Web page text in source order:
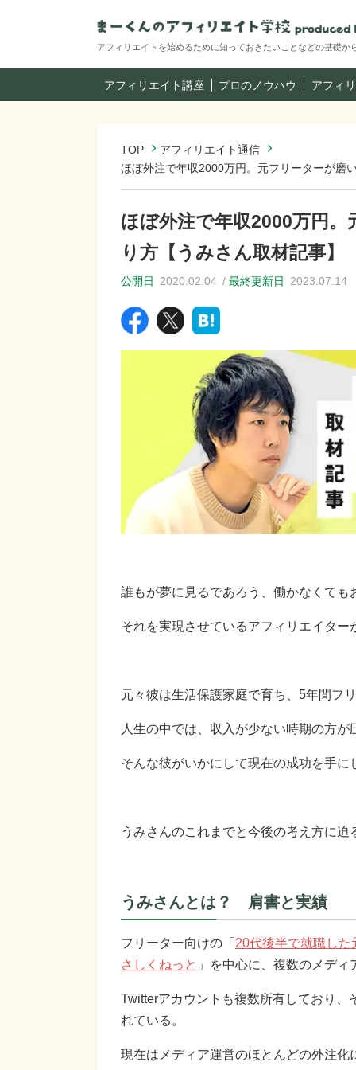
アフィリエイトを始めるために知っておきたいことなどの基礎
アフィリエイト講座 プロのノウハウ アフィ
TOP
アフィリエイト通信
ほぼ外注で年収2000万円。元フリーターが磨
ほぼ外注で年収2000万円
り方【うみさん取材記事】
公開日 2020.02.04 最終更新日 2023.07.14
誰もが夢に見るであろう、働かなくても
それを実現させているアフィリエイター
元々彼は生活保護家庭で育ち、5年間フ
人生の中では、収入が少ない時期の方が
そんな彼がいかにして現在の成功を手
うみさんのこれまでと今後の考え方に迫
うみさんとは？ 肩書と実績
フリーター向けの「 20代後半で就職し
さしくねっと 」を中心に、複数のメデ
Twitterアカウントも複数所有しており、
れている。
現在はメディア運営のほとんどの外注